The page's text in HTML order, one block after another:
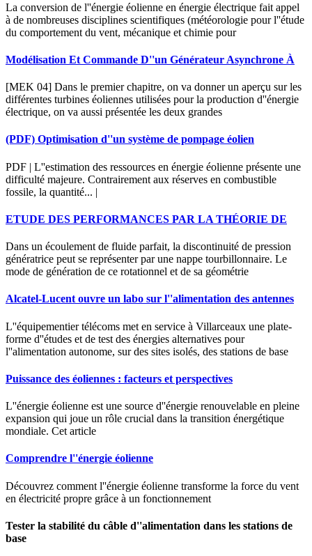
La conversion de l''énergie éolienne en énergie électrique fait appel
à de nombreuses disciplines scientifiques (météorologie pour l''étude
du comportement du vent, mécanique et chimie pour
Modélisation Et Commande D''un Générateur Asynchrone À
[MEK 04] Dans le premier chapitre, on va donner un aperçu sur les
différentes turbines éoliennes utilisées pour la production d''énergie
électrique, on va aussi présentée les deux grandes
(PDF) Optimisation d''un système de pompage éolien
PDF | L''estimation des ressources en énergie éolienne présente une
difficulté majeure. Contrairement aux réserves en combustible
fossile, la quantité... |
ETUDE DES PERFORMANCES PAR LA THÉORIE DE
Dans un écoulement de fluide parfait, la discontinuité de pression
génératrice peut se représenter par une nappe tourbillonnaire. Le
mode de génération de ce rotationnel et de sa géométrie
Alcatel-Lucent ouvre un labo sur l''alimentation des antennes
L''équipementier télécoms met en service à Villarceaux une plate-
forme d''études et de test des énergies alternatives pour
l''alimentation autonome, sur des sites isolés, des stations de base
Puissance des éoliennes : facteurs et perspectives
L''énergie éolienne est une source d''énergie renouvelable en pleine
expansion qui joue un rôle crucial dans la transition énergétique
mondiale. Cet article
Comprendre l''énergie éolienne
Découvrez comment l''énergie éolienne transforme la force du vent
en électricité propre grâce à un fonctionnement
Tester la stabilité du câble d''alimentation dans les stations de
base